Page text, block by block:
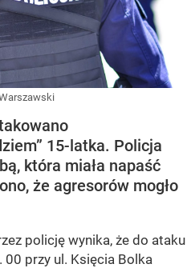
15-latka. Policja
która miała napaść
że agresorów mogło
policję wynika, że do ataku
przy ul. Księcia Bolka